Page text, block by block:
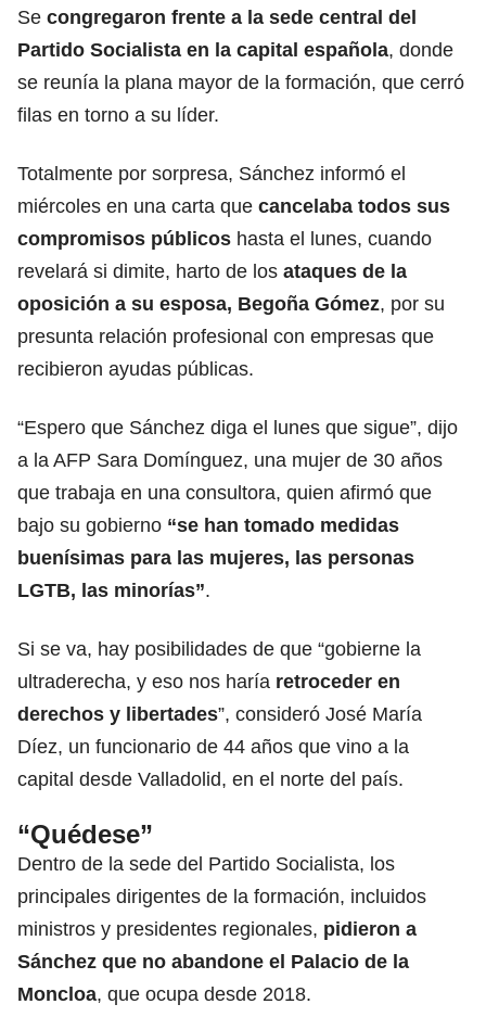
Se congregaron frente a la sede central del
Partido Socialista en la capital española, donde
se reunía la plana mayor de la formación, que cerró
filas en torno a su líder.
Totalmente por sorpresa, Sánchez informó el
miércoles en una carta que cancelaba todos sus
compromisos públicos hasta el lunes, cuando
revelará si dimite, harto de los ataques de la
oposición a su esposa, Begoña Gómez, por su
presunta relación profesional con empresas que
recibieron ayudas públicas.
“Espero que Sánchez diga el lunes que sigue”, dijo
a la AFP Sara Domínguez, una mujer de 30 años
que trabaja en una consultora, quien afirmó que
bajo su gobierno “se han tomado medidas
buenísimas para las mujeres, las personas
LGTB, las minorías”.
Si se va, hay posibilidades de que “gobierne la
ultraderecha, y eso nos haría retroceder en
derechos y libertades”, consideró José María
Díez, un funcionario de 44 años que vino a la
capital desde Valladolid, en el norte del país.
“Quédese”
Dentro de la sede del Partido Socialista, los
principales dirigentes de la formación, incluidos
ministros y presidentes regionales, pidieron a
Sánchez que no abandone el Palacio de la
Moncloa, que ocupa desde 2018.